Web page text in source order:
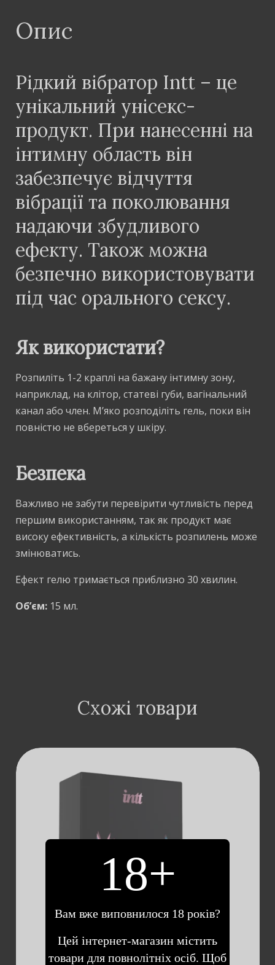
Опис
Рідкий вібратор Intt – це
унікальний унісекс-
продукт. При нанесенні на
інтимну область він
забезпечує відчуття
вібрації та поколювання
надаючи збудливого
ефекту. Також можна
безпечно використовувати
під час орального сексу.
Як використати?
Розпиліть 1-2 краплі на бажану інтимну зону,
наприклад, на клітор, статеві губи, вагінальний
канал або член. М’яко розподіліть гель, поки він
повністю не вбереться у шкіру.
Безпека
Важливо не забути перевірити чутливість перед
першим використанням, так як продукт має
високу ефективність, а кількість розпилень може
змінюватись.
Ефект гелю тримається приблизно 30 хвилин.
Об’єм: 15 мл.
Схожі товари
ДОДАТИ В
КОШИК
18+
Вам вже виповнилося 18 років?
Цей інтернет-магазин містить
товари для повнолітніх осіб. Щоб